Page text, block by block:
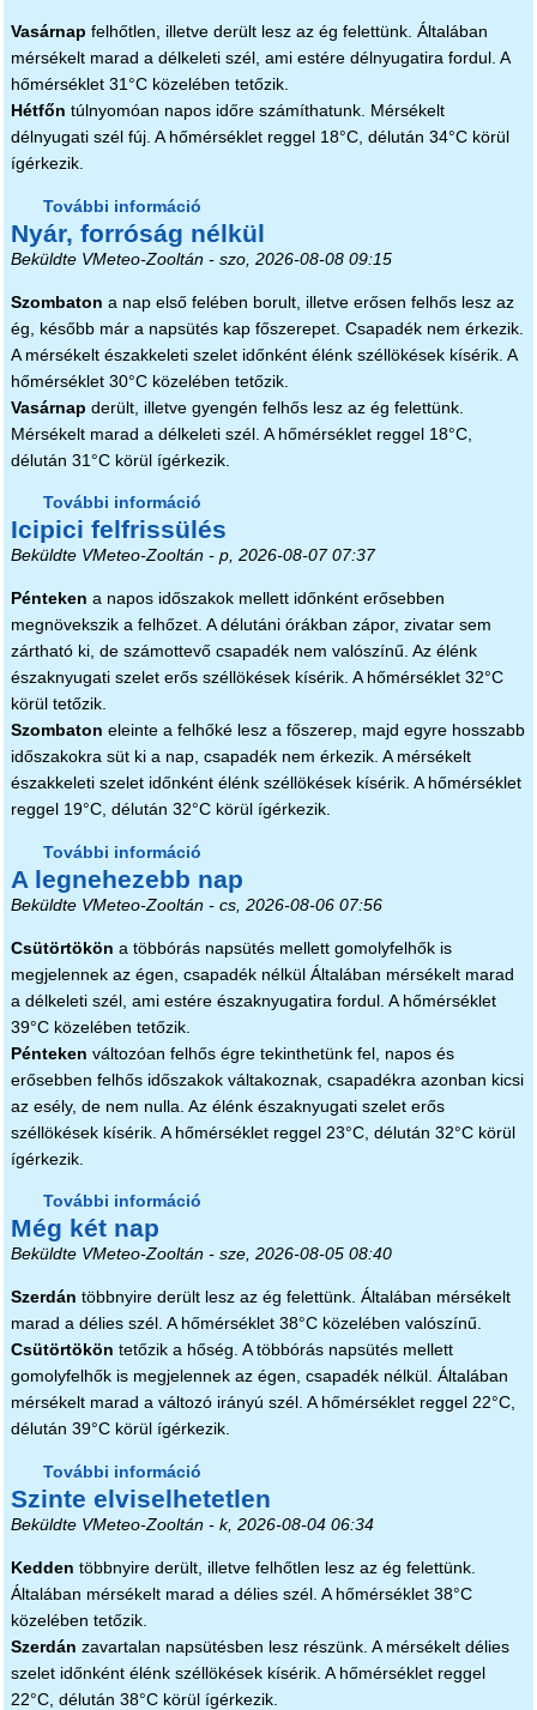
Vasárnap felhőtlen, illetve derült lesz az ég felettünk. Általában
mérsékelt marad a délkeleti szél, ami estére délnyugatira fordul. A
hőmérséklet 31°C közelében tetőzik.
Hétfőn túlnyomóan napos időre számíthatunk. Mérsékelt
délnyugati szél fúj. A hőmérséklet reggel 18°C, délután 34°C körül
ígérkezik.
További információ
kapcsolatosan
Nyár, forróság nélkül
Beküldte VMeteo-Zooltán- szo, 2026-08-08 09:15
Szombaton a nap első felében borult, illetve erősen felhős lesz az
ég, később már a napsütés kap főszerepet. Csapadék nem érkezik.
A mérsékelt északkeleti szelet időnként élénk széllökések kísérik. A
hőmérséklet 30°C közelében tetőzik.
Vasárnap derült, illetve gyengén felhős lesz az ég felettünk.
Mérsékelt marad a délkeleti szél. A hőmérséklet reggel 18°C,
délután 31°C körül ígérkezik.
További információ
kapcsolatosan
Icipici felfrissülés
Beküldte VMeteo-Zooltán- p, 2026-08-07 07:37
Pénteken a napos időszakok mellett időnként erősebben
megnövekszik a felhőzet. A délutáni órákban zápor, zivatar sem
zártható ki, de számottevő csapadék nem valószínű. Az élénk
északnyugati szelet erős széllökések kísérik. A hőmérséklet 32°C
körül tetőzik.
Szombaton eleinte a felhőké lesz a főszerep, majd egyre hosszabb
időszakokra süt ki a nap, csapadék nem érkezik. A mérsékelt
északkeleti szelet időnként élénk széllökések kísérik. A hőmérséklet
reggel 19°C, délután 32°C körül ígérkezik.
További információ
kapcsolatosan
A legnehezebb nap
Beküldte VMeteo-Zooltán- cs, 2026-08-06 07:56
Csütörtökön a többórás napsütés mellett gomolyfelhők is
megjelennek az égen, csapadék nélkül Általában mérsékelt marad
a délkeleti szél, ami estére északnyugatira fordul. A hőmérséklet
39°C közelében tetőzik.
Pénteken változóan felhős égre tekinthetünk fel, napos és
erősebben felhős időszakok váltakoznak, csapadékra azonban kicsi
az esély, de nem nulla. Az élénk északnyugati szelet erős
széllökések kísérik. A hőmérséklet reggel 23°C, délután 32°C körül
ígérkezik.
További információ
Még két nap
Beküldte VMeteo-Zooltán- sze, 2026-08-05 08:40
Szerdán többnyire derült lesz az ég felettünk. Általában mérsékelt
marad a délies szél. A hőmérséklet 38°C közelében valószínű.
Csütörtökön tetőzik a hőség. A többórás napsütés mellett
gomolyfelhők is megjelennek az égen, csapadék nélkül. Általában
mérsékelt marad a változó irányú szél. A hőmérséklet reggel 22°C,
délután 39°C körül ígérkezik.
További információ
kapcsolatosan
Szinte elviselhetetlen
Beküldte VMeteo-Zooltán- k, 2026-08-04 06:34
Kedden többnyire derült, illetve felhőtlen lesz az ég felettünk.
Általában mérsékelt marad a délies szél. A hőmérséklet 38°C
közelében tetőzik.
Szerdán zavartalan napsütésben lesz részünk. A mérsékelt délies
szelet időnként élénk széllökések kísérik. A hőmérséklet reggel
22°C, délután 38°C körül ígérkezik.